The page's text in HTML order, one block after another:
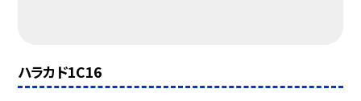
ハラカド1C16